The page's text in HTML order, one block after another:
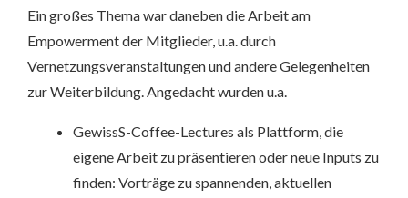
Ein großes Thema war daneben die Arbeit am
Empowerment der Mitglieder, u.a. durch
Vernetzungsveranstaltungen und andere Gelegenheiten
zur Weiterbildung. Angedacht wurden u.a.
GewissS-Coffee-Lectures als Plattform, die
eigene Arbeit zu präsentieren oder neue Inputs zu
finden: Vorträge zu spannenden, aktuellen